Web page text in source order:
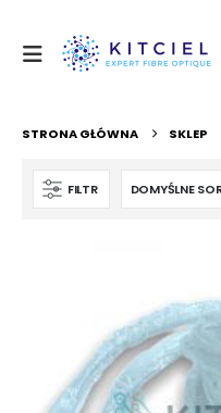
STRONA GŁÓWNA SKLEP
FILTR